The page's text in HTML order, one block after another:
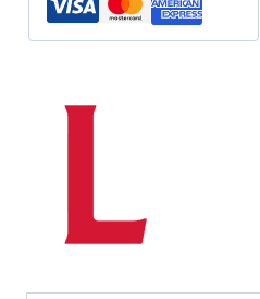
cantidad